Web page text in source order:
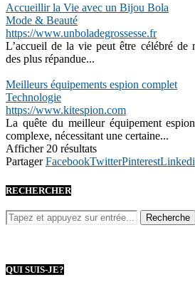
Accueillir la Vie avec un Bijou Bola
Mode & Beauté
https://www.unboladegrossesse.fr
L’accueil de la vie peut être célébré de
des plus répandue...
Meilleurs équipements espion complet
Technologie
https://www.kitespion.com
La quête du meilleur équipement
complexe, nécessitant une certaine...
Afficher 20 résultats
Partager FacebookTwitterPinterest
RECHERCHER
QUI SUIS-JE?